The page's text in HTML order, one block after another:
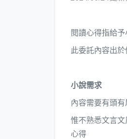
閱讀心得指給
此委託內容出
小說需求
內容需要有頭
惟不熟悉文言文
心得